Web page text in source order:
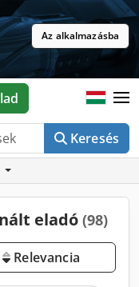
Az alkalmazásba
Keresés
eladó (98)
Relevancia